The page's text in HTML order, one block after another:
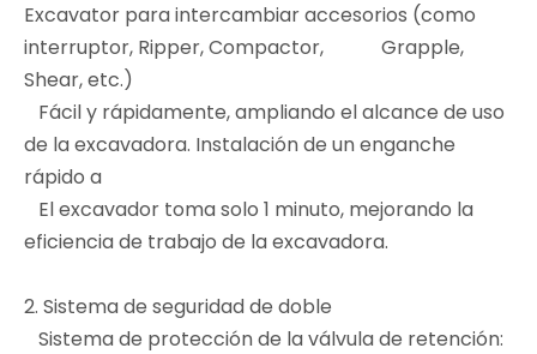
Excavator para intercambiar accesorios (como
interruptor, Ripper, Compactor, Grapple,
Shear, etc.)
Fácil y rápidamente, ampliando el alcance de uso
de la excavadora. Instalación de un enganche
rápido a
El excavador toma solo 1 minuto, mejorando la
eficiencia de trabajo de la excavadora.
2. Sistema de seguridad de doble
Sistema de protección de la válvula de retención: